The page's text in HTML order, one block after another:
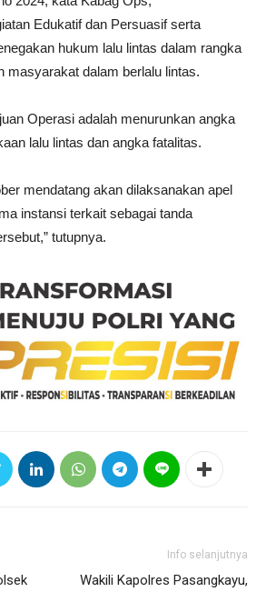
Edukatif dan Persuasif serta
hukum lalu lintas dalam rangka
masyarakat dalam berlalu lintas.
Operasi adalah menurunkan angka
lalu lintas dan angka fatalitas.
mendatang akan dilaksanakan apel
instansi terkait sebagai tanda
tutupnya.
Info selanjutnya
Wakili Kapolres Pasangkayu,